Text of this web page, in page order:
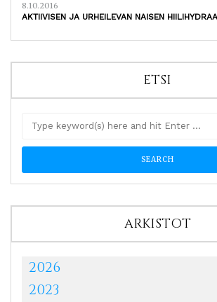
8.10.2016
AKTIIVISEN JA URHEILEVAN NAISEN
ETSI
ARKISTOT
2026
2023